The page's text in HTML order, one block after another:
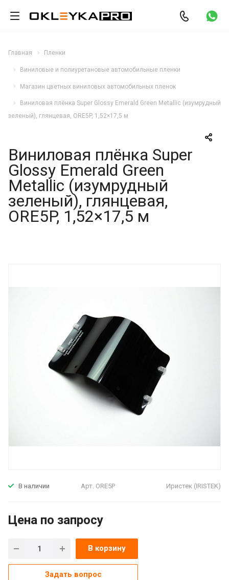
Главная Пленки
Виниловые и полиуретановые автомобильные пленки
Магазин цветных виниловых автомобильных пленок
Виниловая плёнка Super Glossy Emerald Green Metallic (изумрудный
зеленый), глянцевая, ORE5P, 1,52×17,5 м
Виниловая плёнка Super
Glossy Emerald Green
Metallic (изумрудный
зеленый), глянцевая,
ORE5P, 1,52×17,5 м
В наличии Арт. ORE5P Иристек (IRISTEK)
Цена по запросу
В корзину
Задать вопрос